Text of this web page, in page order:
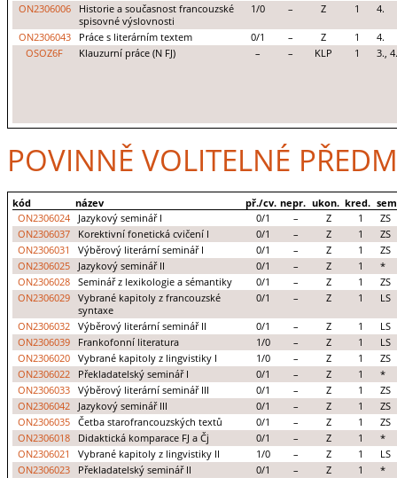
ON2306006
Historie a současnost francouzské
spisovné výslovnosti
1/0 – Z 1 4.
ON2306043 Práce s literárním textem 0/1 – Z 1
4.
OSOZ6F
Klauzurní práce (N FJ) – – KLP 1 3., 4.
POVINNĚ VOLITELNÉ
kód název př./cv. nepr. ukon. kred.
ON2306024
Jazykový seminář I 0/1 – Z 1
ZS
ON2306037
Korektivní fonetická cvičení I 0/1 – Z 1
ZS
ON2306031
Výběrový literární seminář I 0/1 – Z 1
ZS
ON2306025
Jazykový seminář II 0/1 – Z 1
*
ON2306028
Seminář z lexikologie a sémantiky 0/1 – Z 1
ZS
ON2306029
Vybrané kapitoly z francouzské
syntaxe
0/1 – Z 1 LS
ON2306032 Výběrový literární seminář II 0/1 – Z 1
LS
ON2306039
Frankofonní literatura 1/0 – Z 1
LS
ON2306020
Vybrané kapitoly z lingvistiky I 1/0 – Z 1
ZS
ON2306022
Překladatelský seminář I 0/1 – Z 1
*
ON2306033
Výběrový literární seminář III 0/1 – Z 1
ZS
ON2306042
Jazykový seminář III 0/1 – Z 1
ZS
ON2306035
Četba starofrancouzských textů 0/1 – Z 1
ZS
ON2306018
Didaktická komparace FJ a Čj 0/1 – Z 1
*
ON2306021
Vybrané kapitoly z lingvistiky II 1/0 – Z 1
LS
ON2306023
Překladatelský seminář II 0/1 – Z 1
*